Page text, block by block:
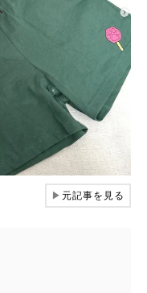
▶元記事を見る